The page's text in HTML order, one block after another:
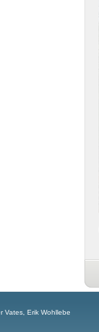
Vates, Erik Wohllebe